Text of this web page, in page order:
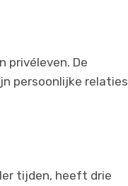
privéleven. De
persoonlijke relaties
tijden, heeft drie